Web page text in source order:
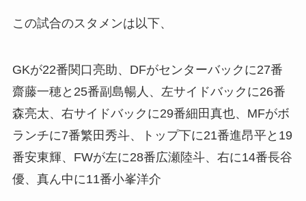
この試合のスタメンは以下、
GKが22番関口亮助、DFがセンターバックに27番
齋藤一穂と25番副島暢人、左サイドバックに26番
森亮太、右サイドバックに29番細田真也、MFがボ
ランチに7番繁田秀斗、トップ下に21番進昂平と19
番安東輝、FWが左に28番広瀬陸斗、右に14番長谷
優、真ん中に11番小峯洋介